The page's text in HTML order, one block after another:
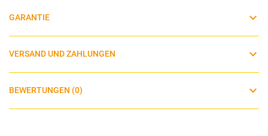
GARANTIE
VERSAND UND ZAHLUNGEN
BEWERTUNGEN (0)